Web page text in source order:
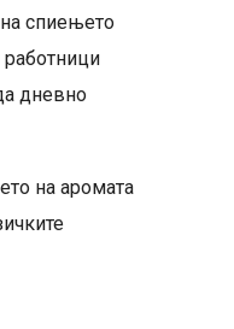
на спиењето
работници
дневно
на аромата